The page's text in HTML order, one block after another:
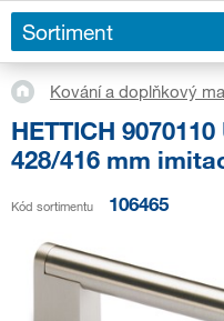
Sortiment
Kování a doplňkový
HETTICH
428/416 mm
Kód sortimentu 106465